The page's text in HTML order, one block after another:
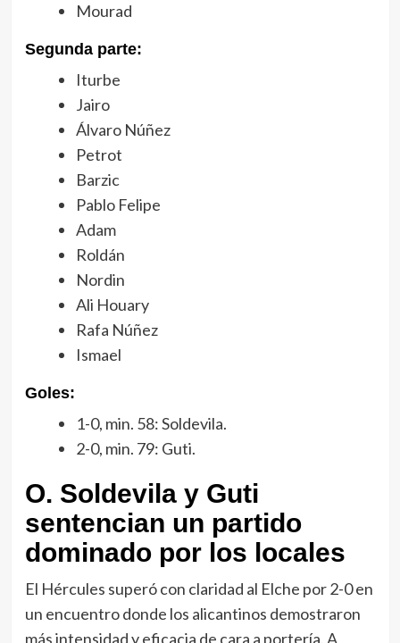
Mourad
Segunda parte:
Iturbe
Jairo
Álvaro Núñez
Petrot
Barzic
Pablo Felipe
Adam
Roldán
Nordin
Ali Houary
Rafa Núñez
Ismael
Goles:
1-0, min. 58: Soldevila.
2-0, min. 79: Guti.
O. Soldevila y Guti
sentencian un partido
dominado por los locales
El Hércules superó con claridad al Elche por 2-0 en
un encuentro donde los alicantinos demostraron
más intensidad y eficacia de cara a portería. A